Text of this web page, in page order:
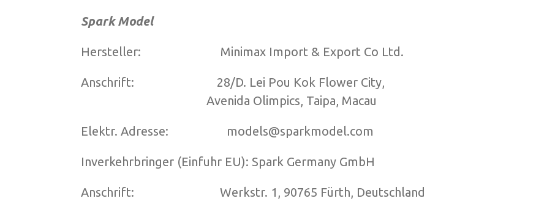
Spark Model
Hersteller: Minimax Import & Export Co Ltd.
Anschrift: 28/D. Lei Pou Kok Flower City,
Avenida Olimpics, Taipa, Macau
Elektr. Adresse: models@sparkmodel.com
Inverkehrbringer (Einfuhr EU): Spark Germany GmbH
Anschrift: Werkstr. 1, 90765 Fürth, Deutschland